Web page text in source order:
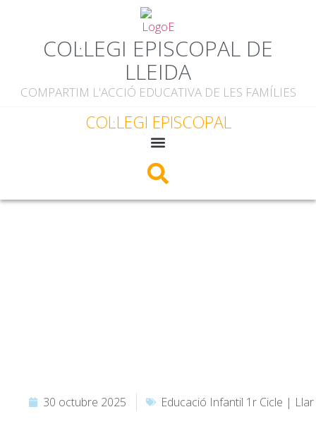
COL·LEGI EPISCOPAL DE
LLEIDA
COMPARTIM L'ACCIÓ EDUCATIVA DE LES FAMÍLIES
COL·LEGI EPISCOPAL
30 octubre 2025 Educació Infantil 1r Cicle | Llar